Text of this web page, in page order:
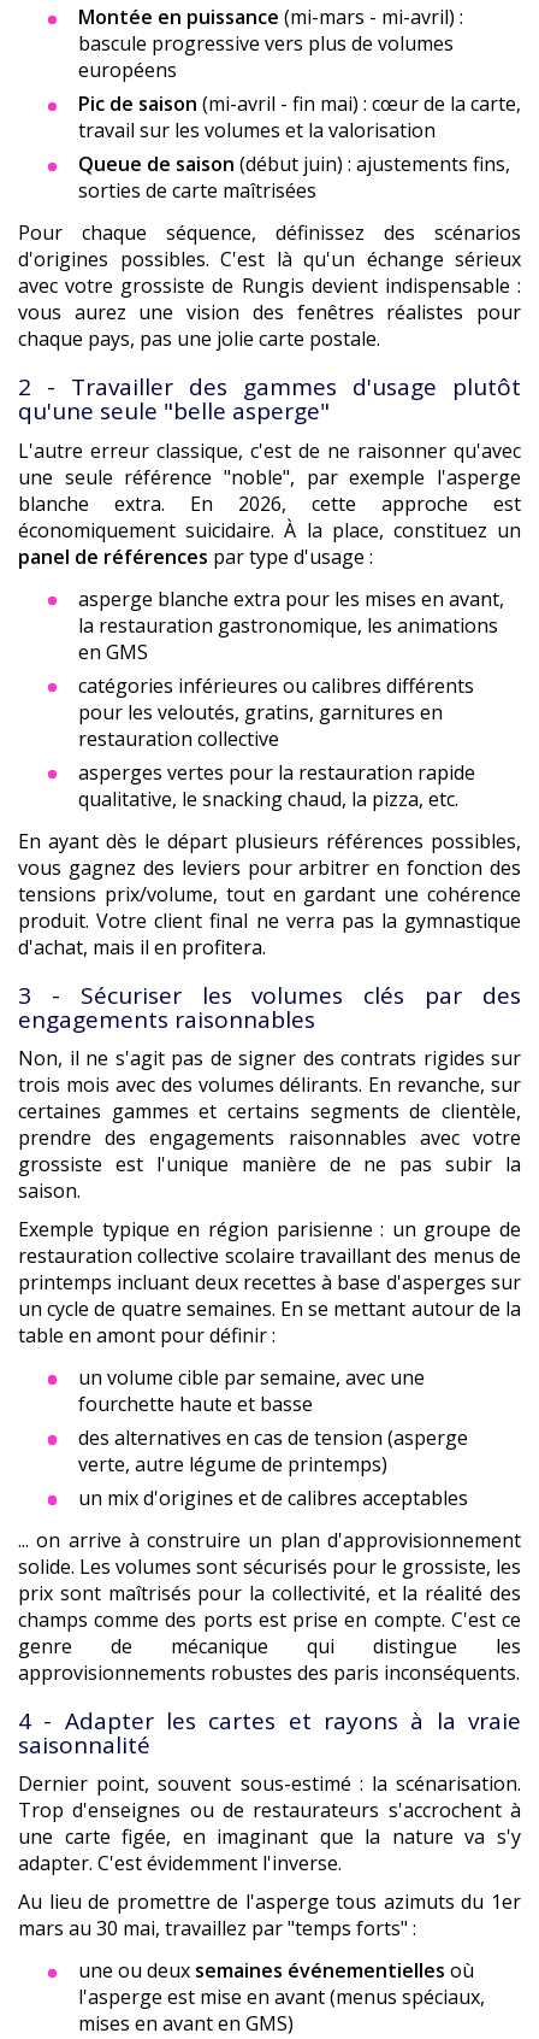
Montée en puissance (mi-mars - mi-avril) :
bascule progressive vers plus de volumes
européens
Pic de saison (mi-avril - fin mai) : cœur de la carte,
travail sur les volumes et la valorisation
Queue de saison (début juin) : ajustements fins,
sorties de carte maîtrisées
Pour chaque séquence, définissez des scénarios
d'origines possibles. C'est là qu'un échange sérieux
avec votre grossiste de Rungis devient indispensable :
vous aurez une vision des fenêtres réalistes pour
chaque pays, pas une jolie carte postale.
2 - Travailler des gammes d'usage plutôt
qu'une seule "belle asperge"
L'autre erreur classique, c'est de ne raisonner qu'avec
une seule référence "noble", par exemple l'asperge
blanche extra. En 2026, cette approche est
économiquement suicidaire. À la place, constituez un
panel de références par type d'usage :
asperge blanche extra pour les mises en avant,
la restauration gastronomique, les animations
en GMS
catégories inférieures ou calibres différents
pour les veloutés, gratins, garnitures en
restauration collective
asperges vertes pour la restauration rapide
qualitative, le snacking chaud, la pizza, etc.
En ayant dès le départ plusieurs références possibles,
vous gagnez des leviers pour arbitrer en fonction des
tensions prix/volume, tout en gardant une cohérence
produit. Votre client final ne verra pas la gymnastique
d'achat, mais il en profitera.
3 - Sécuriser les volumes clés par des
engagements raisonnables
Non, il ne s'agit pas de signer des contrats rigides sur
trois mois avec des volumes délirants. En revanche, sur
certaines gammes et certains segments de clientèle,
prendre des engagements raisonnables avec votre
grossiste est l'unique manière de ne pas subir la
saison.
Exemple typique en région parisienne : un groupe de
restauration collective scolaire travaillant des menus de
printemps incluant deux recettes à base d'asperges sur
un cycle de quatre semaines. En se mettant autour de la
table en amont pour définir :
un volume cible par semaine, avec une
fourchette haute et basse
des alternatives en cas de tension (asperge
verte, autre légume de printemps)
un mix d'origines et de calibres acceptables
... on arrive à construire un plan d'approvisionnement
solide. Les volumes sont sécurisés pour le grossiste, les
prix sont maîtrisés pour la collectivité, et la réalité des
champs comme des ports est prise en compte. C'est ce
genre de mécanique qui distingue les
approvisionnements robustes des paris inconséquents.
4 - Adapter les cartes et rayons à la vraie
saisonnalité
Dernier point, souvent sous-estimé : la scénarisation.
Trop d'enseignes ou de restaurateurs s'accrochent à
une carte figée, en imaginant que la nature va s'y
adapter. C'est évidemment l'inverse.
Au lieu de promettre de l'asperge tous azimuts du 1er
mars au 30 mai, travaillez par "temps forts" :
une ou deux semaines événementielles où
l'asperge est mise en avant (menus spéciaux,
mises en avant en GMS)